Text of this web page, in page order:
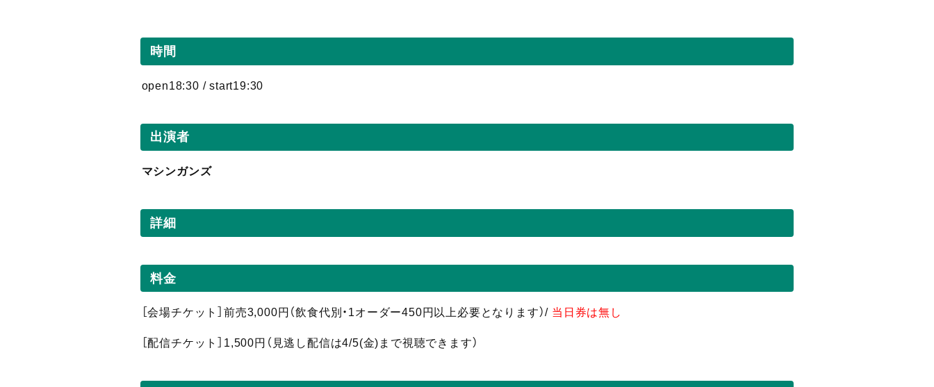
時間
open18:30 / start19:30
出演者
マシンガンズ
詳細
料金
［会場チケット］前売3,000円（飲食代別・1オーダー450円以上必要となります）/ 当日券は無し
［配信チケット］1,500円（見逃し配信は4/5(金)まで視聴できます）